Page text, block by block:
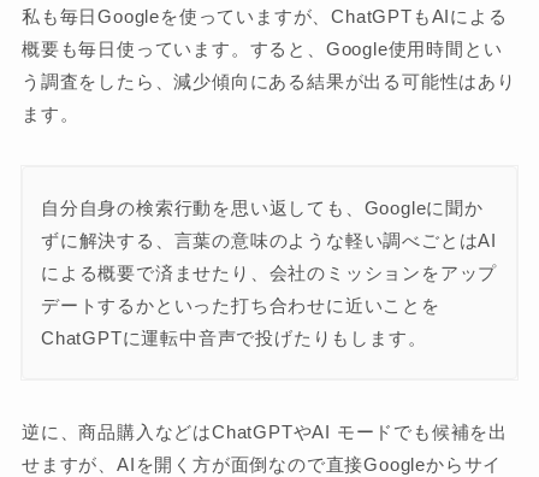
私も毎日Googleを使っていますが、ChatGPTもAIによる
概要も毎日使っています。すると、Google使用時間とい
う調査をしたら、減少傾向にある結果が出る可能性はあり
ます。
自分自身の検索行動を思い返しても、Googleに聞か
ずに解決する、言葉の意味のような軽い調べごとはAI
による概要で済ませたり、会社のミッションをアップ
デートするかといった打ち合わせに近いことを
ChatGPTに運転中音声で投げたりもします。
逆に、商品購入などはChatGPTやAI モードでも候補を出
せますが、AIを開く方が面倒なので直接Googleからサイ